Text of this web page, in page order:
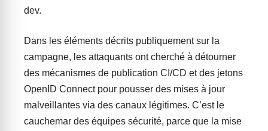
dev.
Dans les éléments décrits publiquement sur la
campagne, les attaquants ont cherché à détourner
des mécanismes de publication CI/CD et des jetons
OpenID Connect pour pousser des mises à jour
malveillantes via des canaux légitimes. C’est le
cauchemar des équipes sécurité, parce que la mise